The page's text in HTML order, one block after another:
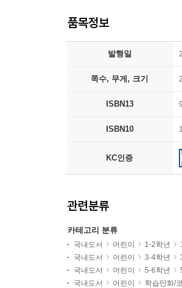
품목정보
발행일
쪽수, 무게, 크기
ISBN13
ISBN10
KC인증
관련분류
카테고리 분류
국내도서 어린이 1-2학년
국내도서
어린이 3-4학년
국내도서
어린이 5-6학년
국내도서
어린이 학습만화/